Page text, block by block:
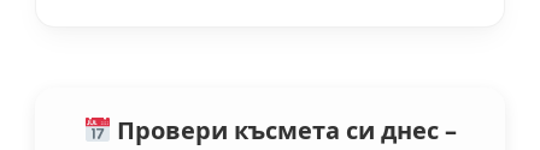
Провери късмета си днес –